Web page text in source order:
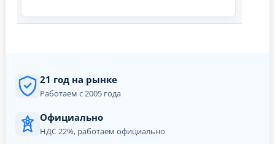
21 год на рынке
Работаем с 2005 года
Официально
НДС 22%, работаем официально